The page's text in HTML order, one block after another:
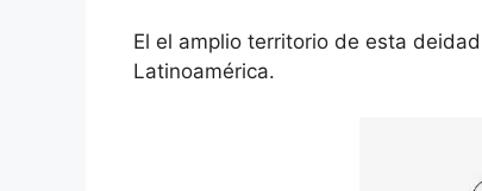
El el amplio territorio de esta
Latinoamérica.